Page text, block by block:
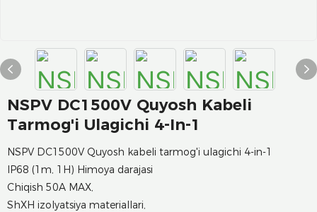
NSPV DC1500V Quyosh Kabeli
Tarmog'i Ulagichi 4-In-1
NSPV DC1500V Quyosh kabeli tarmog'i ulagichi 4-in-1
IP68 (1m, 1H) Himoya darajasi
Chiqish 50A MAX,
ShXH izolyatsiya materiallari,